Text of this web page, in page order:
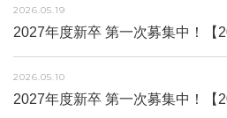
2026.05.19
2027年度新卒 第一次募集中！【
2026.05.10
2027年度新卒 第一次募集中！【